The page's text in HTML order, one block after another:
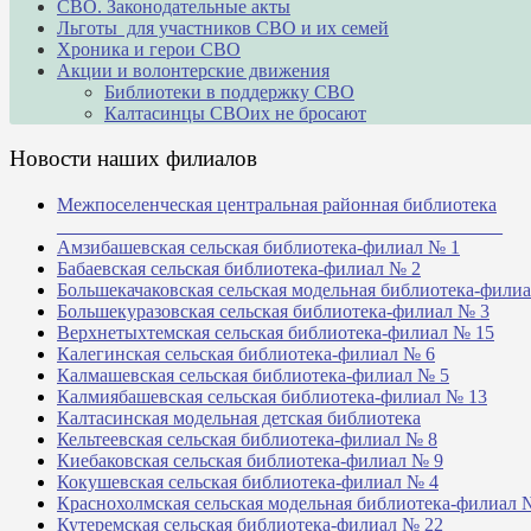
СВО. Законодательные акты
Льготы для участников СВО и их семей
Хроника и герои СВО
Акции и волонтерские движения
Библиотеки в поддержку СВО
Калтасинцы СВОих не бросают
Новости наших филиалов
Межпоселенческая центральная районная библиотека
Амзибашевская сельская библиотека-филиал № 1
Бабаевская сельская библиотека-филиал № 2
Большекачаковская сельская модельная библиотека-
Большекуразовская сельская библиотека-филиал № 3
Верхнетыхтемская сельская библиотека-филиал № 15
Калегинская сельская библиотека-филиал № 6
Калмашевская сельская библиотека-филиал № 5
Калмиябашевская сельская библиотека-филиал № 13
Калтасинская модельная детская библиотека
Кельтеевская сельская библиотека-филиал № 8
Киебаковская сельская библиотека-филиал № 9
Кокушевская сельская библиотека-филиал № 4
Краснохолмская сельская модельная библиотека-филиал
Кутеремская сельская библиотека-филиал № 22